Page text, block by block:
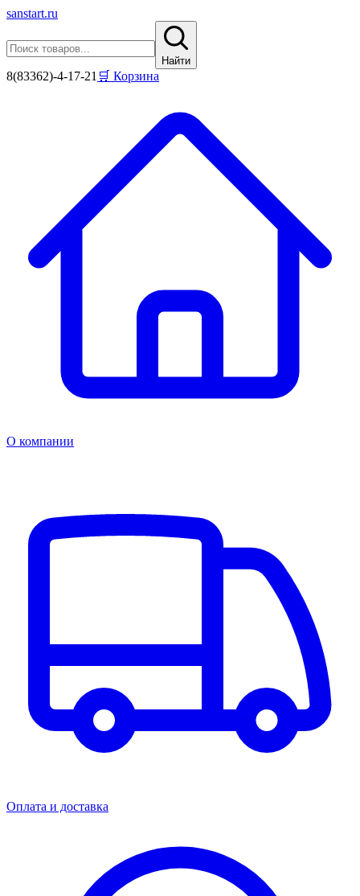
sanstart.ru
Найти
8(83362)-4-17-21 🛒 Корзина
О компании
Оплата и доставка